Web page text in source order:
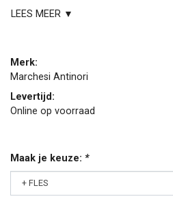
LEES MEER ▼
Merk:
Marchesi Antinori
Levertijd:
Online op voorraad
Maak je keuze: *